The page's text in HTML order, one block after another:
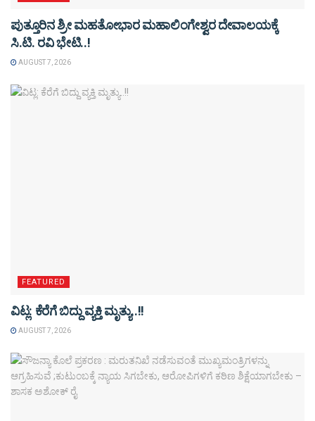
ಪುತ್ತೂರಿನ ಶ್ರೀ ಮಹತೋಭಾರ ಮಹಾಲಿಂಗೇಶ್ವರ ದೇವಾಲಯಕ್ಕೆ
ಸಿ.ಟಿ. ರವಿ ಭೇಟಿ..!
AUGUST 7, 2026
FEATURED
ವಿಟ್ಲ: ಕೆರೆಗೆ ಬಿದ್ದು ವ್ಯಕ್ತಿ ಮೃತ್ಯು..!!
AUGUST 7, 2026